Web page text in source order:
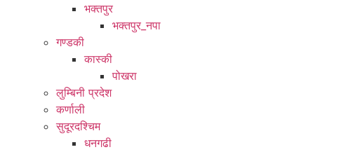
भक्तपुर
भक्तपुर_नपा
गण्डकी
कास्की
पोखरा
लुम्बिनी प्रदेश
कर्णाली
सुदूरदश्चिम
धनगढी